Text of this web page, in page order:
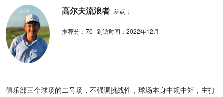
俱乐部三个球场的二号场，不强调挑战性，球场本身中规中矩，主打
高尔夫流浪者 差点：
推荐分： 70 到访时间： 2022年12月